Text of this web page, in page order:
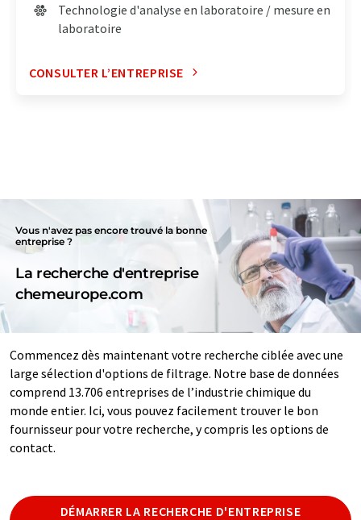
Technologie d'analyse en laboratoire / mesure en
laboratoire
CONSULTER L’ENTREPRISE
Vous n'avez pas encore trouvé la bonne
entreprise ?
La recherche d'entreprise
chemeurope.com
Commencez dès maintenant votre recherche ciblée avec une
large sélection d'options de filtrage. Notre base de données
comprend 13.706 entreprises de l’industrie chimique du
monde entier. Ici, vous pouvez facilement trouver le bon
fournisseur pour votre recherche, y compris les options de
contact.
DÉMARRER LA RECHERCHE D'ENTREPRISE